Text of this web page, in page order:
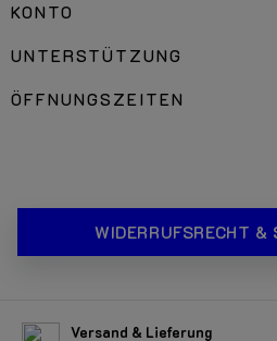
KONTO
UNTERSTÜTZUNG
ÖFFNUNGSZEITEN
WIDERRUFSRECHT &
Versand & Lieferung